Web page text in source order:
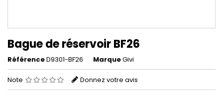
Bague de réservoir BF26
RéférenceD9301-BF26 MarqueGivi
Note Donnez votre avis